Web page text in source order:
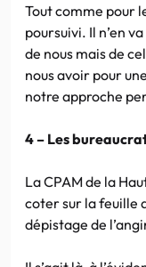
Tout comme pour
poursuivi. Il n’en
de nous mais de
nous avoir pour
notre approche
4 – Les
La CPAM de la
coter sur la feuille
dépistage de